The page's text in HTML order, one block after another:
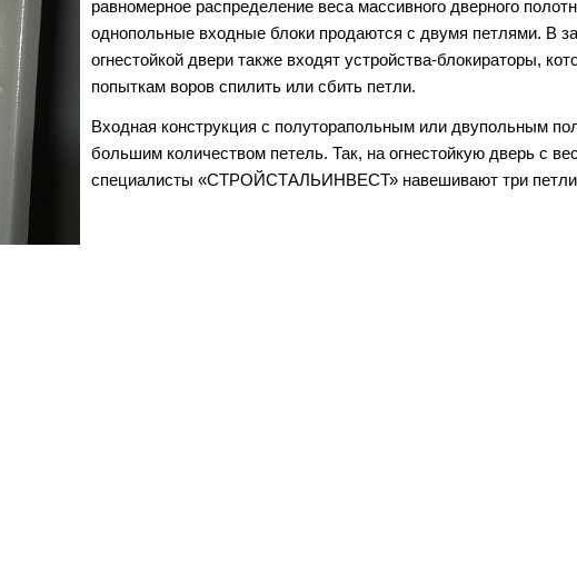
равномерное распределение веса массивного дверного
однопольные входные блоки продаются с двумя петлями. В
огнестойкой двери также входят устройства-блокираторы,
попыткам воров спилить или сбить петли.
Входная конструкция с полуторапольным или двупольным
большим количеством петель. Так, на огнестойкую дверь с
специалисты «СТРОЙСТАЛЬИНВЕСТ» навешивают три